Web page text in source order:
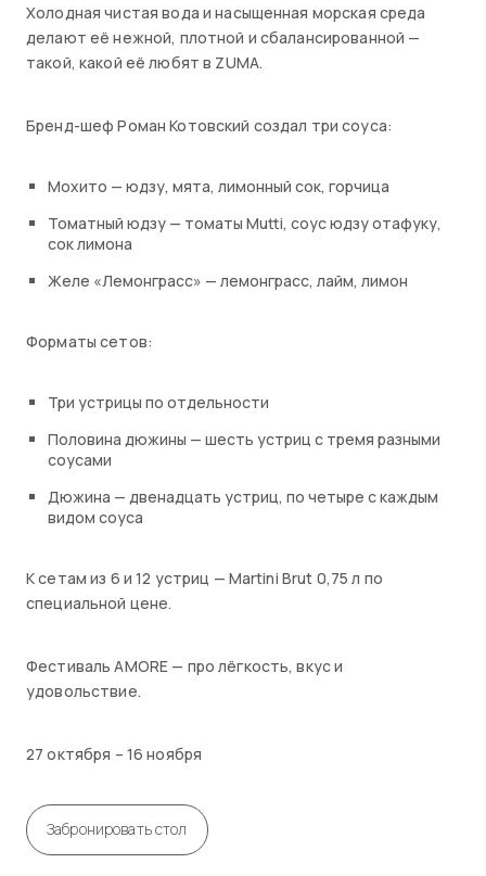
Холодная чистая вода и насыщенная морская среда
делают её нежной, плотной и сбалансированной —
такой, какой её любят в ZUMA.
Бренд-шеф Роман Котовский создал три соуса:
Мохито — юдзу, мята, лимонный сок, горчица
Томатный юдзу — томаты Mutti, соус юдзу отафуку,
сок лимона
Желе «Лемонграсс» — лемонграсс, лайм, лимон
Форматы сетов:
Три устрицы по отдельности
Половина дюжины — шесть устриц с тремя разными
соусами
Дюжина — двенадцать устриц, по четыре с каждым
видом соуса
К сетам из 6 и 12 устриц — Martini Brut 0,75 л по
специальной цене.
Фестиваль AMORE — про лёгкость, вкус и
удовольствие.
27 октября – 16 ноября
Забронировать стол